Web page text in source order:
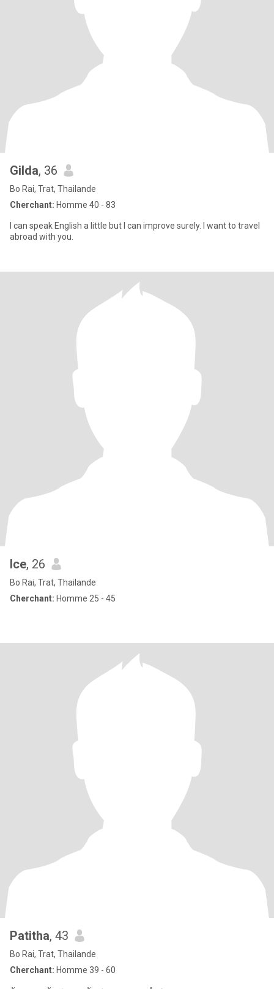
Gilda, 36
Bo Rai, Trat, Thailande
Cherchant: Homme 40 - 83
I can speak English a little but I can improve surely. I want to travel
abroad with you.
Ice, 26
Bo Rai, Trat, Thailande
Cherchant: Homme 25 - 45
Patitha, 43
Bo Rai, Trat, Thailande
Cherchant: Homme 39 - 60